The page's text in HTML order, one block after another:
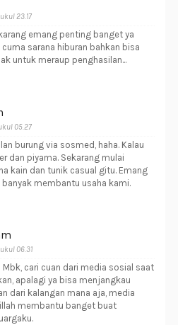
23.17
emang penting banget ya
cuma sarana hiburan bahkan bisa
untuk meraup penghasilan...
05.27
burung via sosmed, haha. Kalau
dan piyama. Sekarang mulai
kain dan tunik casual gitu. Emang
membantu usaha kami.
06.31
Mbk, cari cuan dari media sosial saat
apalagi ya bisa menjangkau
dari kalangan mana aja, media
membantu banget buat